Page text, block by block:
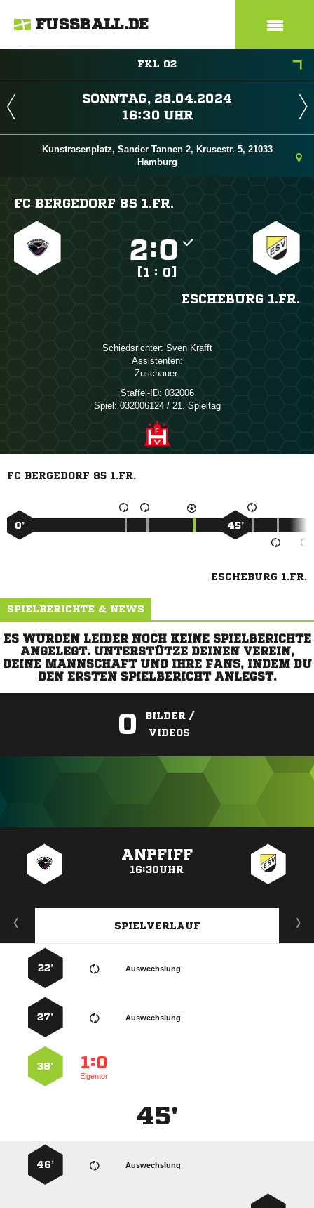
FUSSBALL.DE
FKL 02
 
 
Kunstrasenplatz, Sander Tannen 2, Krusestr. 5, 21033
Hamburg
FC BERGEDORF 85 1.FR.
:
[1 : 0]
ESCHEBURG 1.FR.
Schiedsrichter:  
Assistenten:
Zuschauer:
Staffel-ID: 032006
Spiel: 032006124 / 21. Spieltag
FC BERGEDORF 85 1.FR.
0’ 45’
ESCHEBURG 1.FR.
SPIELBERICHTE & NEWS
ES WURDEN LEIDER NOCH KEINE SPIELBERICHTE
ANGELEGT. UNTERSTÜTZE DEINEN VEREIN,
DEINE MANNSCHAFT UND IHRE FANS, INDEM DU
DEN ERSTEN SPIELBERICHT ANLEGST.
0
BILDER /
VIDEOS
ANPFIFF
16:30UHR
SPIELVERLAUF
Auswechslung
22’
Auswechslung
27’
:
Eigentor
38’
45'
Auswechslung
46’